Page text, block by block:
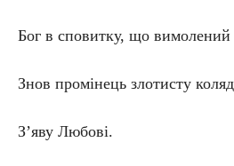
Бог в сповитку, що вимолений
Знов промінець злотисту
З’яву Любові.